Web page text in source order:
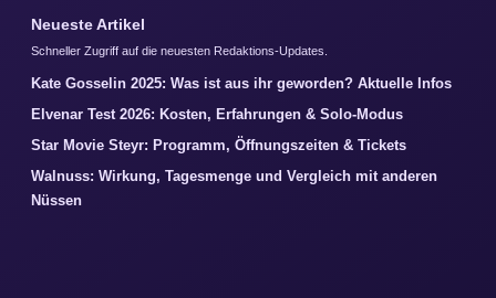
Neueste Artikel
Schneller Zugriff auf die neuesten Redaktions-Updates.
Kate Gosselin 2025: Was ist aus ihr geworden? Aktuelle Infos
Elvenar Test 2026: Kosten, Erfahrungen & Solo-Modus
Star Movie Steyr: Programm, Öffnungszeiten & Tickets
Walnuss: Wirkung, Tagesmenge und Vergleich mit anderen
Nüssen